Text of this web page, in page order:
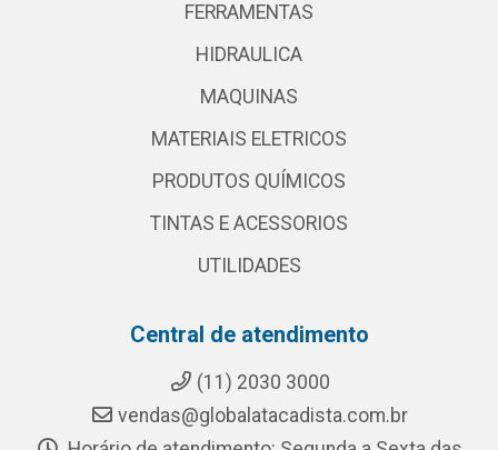
FERRAMENTAS
HIDRAULICA
MAQUINAS
MATERIAIS ELETRICOS
PRODUTOS QUÍMICOS
TINTAS E ACESSORIOS
UTILIDADES
Central de atendimento
(11) 2030 3000
vendas@globalatacadista.com.br